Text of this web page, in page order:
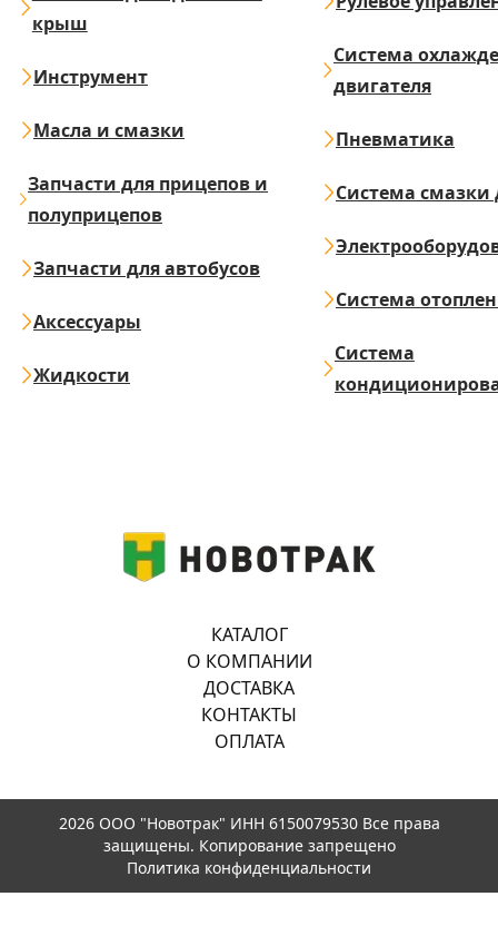
крыш
Инструмент
Масла и смазки
Запчасти для прицепов и
полуприцепов
Запчасти для автобусов
Аксессуары
Жидкости
Система
двигателя
Пневматика
Система смазки
Система
Система
КАТАЛОГ
О КОМПАНИИ
ДОСТАВКА
КОНТАКТЫ
ОПЛАТА
2026 ООО "Новотрак" ИНН 6150079530 Все права
защищены. Копирование запрещено
Политика конфиденциальности